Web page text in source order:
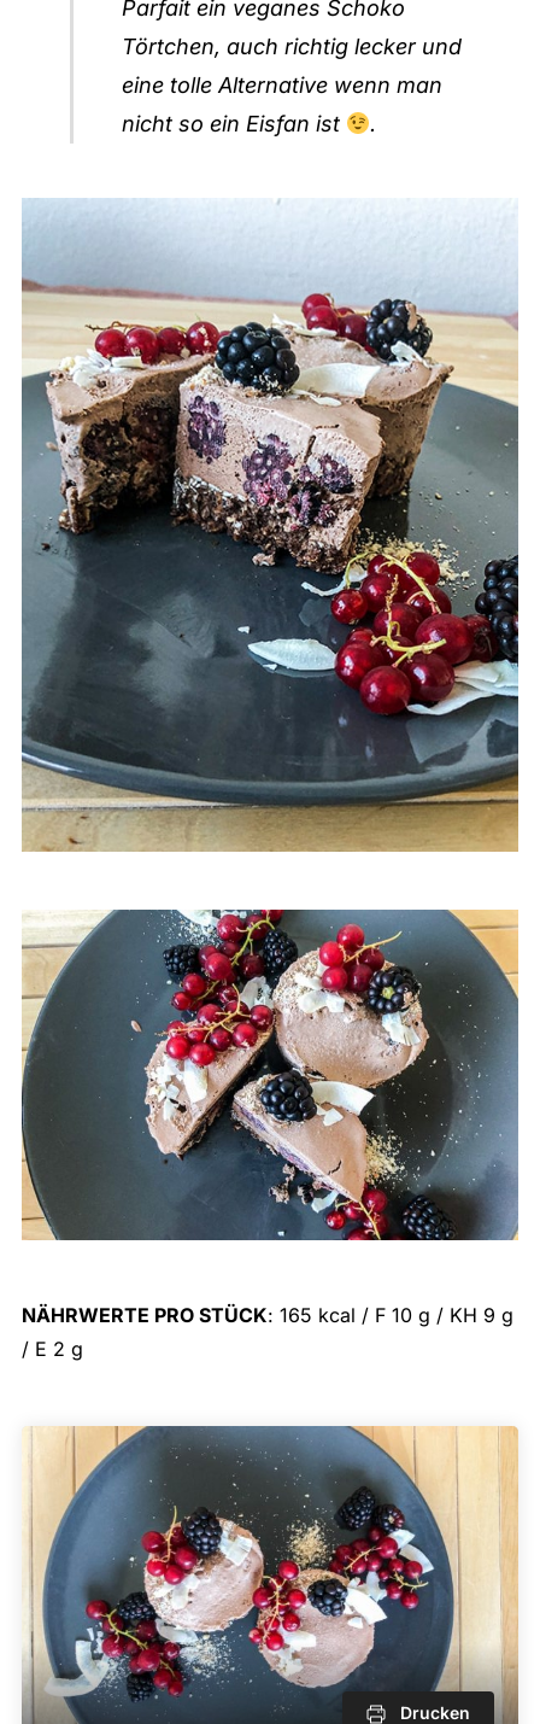
Parfait ein veganes Schoko
Törtchen, auch richtig lecker und
eine tolle Alternative wenn man
nicht so ein Eisfan ist
.
NÄHRWERTE PRO STÜCK: 165 kcal / F 10 g / KH 9 g
/ E 2 g
Drucken